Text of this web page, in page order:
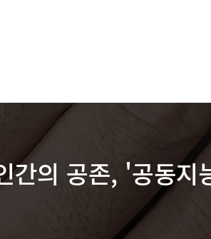
간의 공존, '공동지